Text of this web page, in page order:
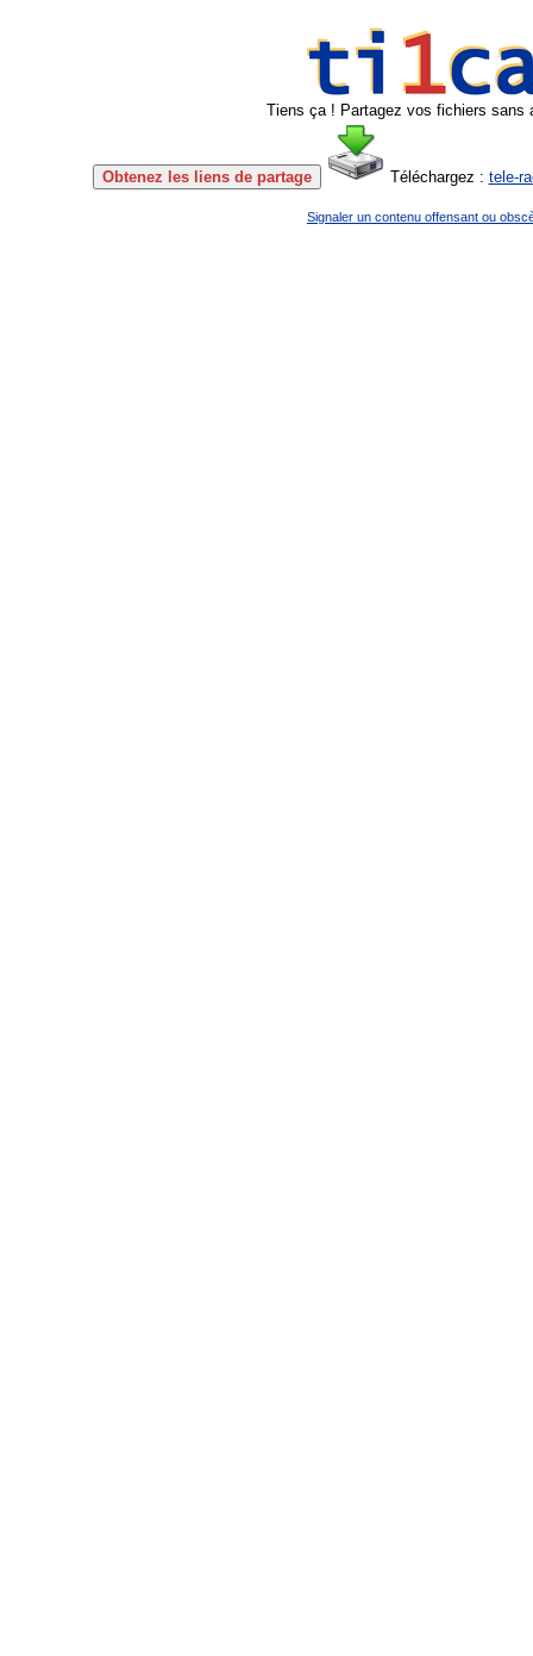
Tiens ça ! Partagez vos fichiers sans
Obtenez les liens de partage Téléchargez : tele-
Signaler un contenu offensant ou